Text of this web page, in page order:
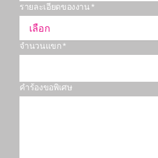
รายละเอียดของงาน *
เลือก
จำนวนแขก *
คำร้องขอพิเศษ